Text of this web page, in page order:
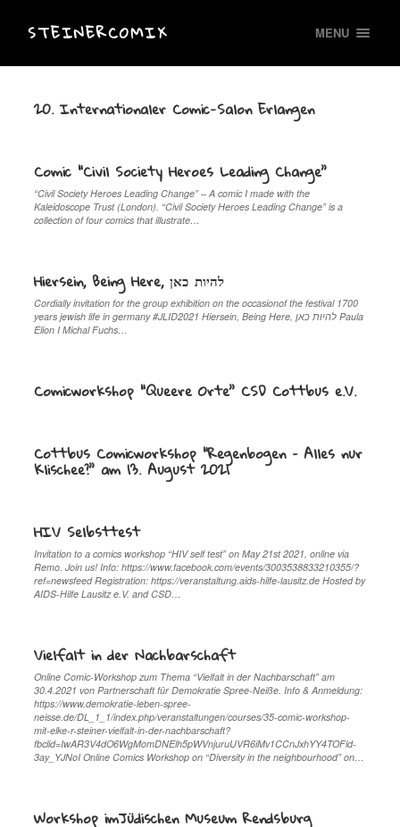
STEINERCOMIX MENU
20. Internationaler Comic-Salon Erlangen
Comic “Civil Society Heroes Leading Change”
“Civil Society Heroes Leading Change” – A comic I made with the
Kaleidoscope Trust (London). “Civil Society Heroes Leading Change” is a
collection of four comics that illustrate…
Hiersein, Being Here, להיות כאן
Cordially invitation for the group exhibition on the occasionof the festival 1700
years jewish life in germany #JLID2021 Hiersein, Being Here, להיות כאן Paula
Elion I Michal Fuchs…
Comicworkshop “Queere Orte” CSD Cottbus e.V.
Cottbus Comicworkshop “Regenbogen – Alles nur
Klischee?” am 13. August 2021
HIV Selbsttest
Invitation to a comics workshop “HIV self test” on May 21st 2021, online via
Remo. Join us! Info: https://www.facebook.com/events/3003538833210355/?
ref=newsfeed Registration: https://veranstaltung.aids-hilfe-lausitz.de Hosted by
AIDS-Hilfe Lausitz e.V. and CSD…
Vielfalt in der Nachbarschaft
Online Comic-Workshop zum Thema “Vielfalt in der Nachbarschaft” am
30.4.2021 von Partnerschaft für Demokratie Spree-Neiße. Info & Anmeldung:
https://www.demokratie-leben-spree-
neisse.de/DL_1_1/index.php/veranstaltungen/courses/35-comic-workshop-
mit-elke-r-steiner-vielfalt-in-der-nachbarschaft?
fbclid=IwAR3V4dO6WgMomDNElh5pWVnjuruUVR6iMv1CCnJxhYY4TOFld-
3ay_YJNoI Online Comics Workshop on “Diversity in the neighbourhood” on…
Workshop imJüdischen Museum Rendsburg